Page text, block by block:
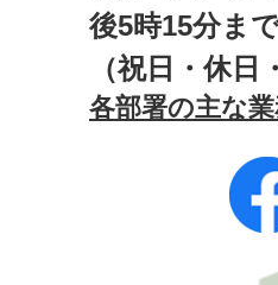
後5時15分ま
（祝日・休
各部署の主な